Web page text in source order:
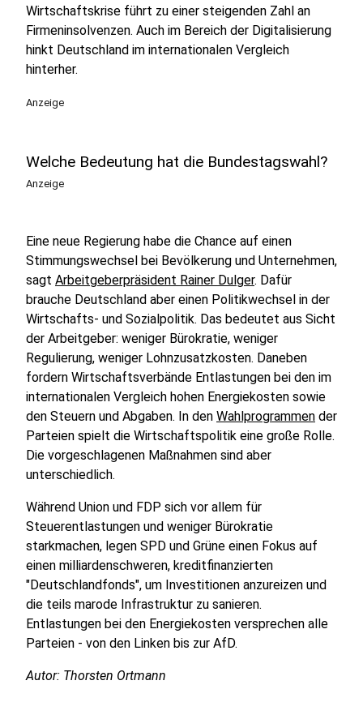
Wirtschaftskrise führt zu einer steigenden Zahl an
Firmeninsolvenzen. Auch im Bereich der Digitalisierung
hinkt Deutschland im internationalen Vergleich
hinterher.
Anzeige
Welche Bedeutung hat die Bundestagswahl?
Anzeige
Eine neue Regierung habe die Chance auf einen
Stimmungswechsel bei Bevölkerung und Unternehmen,
sagt Arbeitgeberpräsident Rainer Dulger. Dafür
brauche Deutschland aber einen Politikwechsel in der
Wirtschafts- und Sozialpolitik. Das bedeutet aus Sicht
der Arbeitgeber: weniger Bürokratie, weniger
Regulierung, weniger Lohnzusatzkosten. Daneben
fordern Wirtschaftsverbände Entlastungen bei den im
internationalen Vergleich hohen Energiekosten sowie
den Steuern und Abgaben. In den Wahlprogrammen der
Parteien spielt die Wirtschaftspolitik eine große Rolle.
Die vorgeschlagenen Maßnahmen sind aber
unterschiedlich.
Während Union und FDP sich vor allem für
Steuerentlastungen und weniger Bürokratie
starkmachen, legen SPD und Grüne einen Fokus auf
einen milliardenschweren, kreditfinanzierten
"Deutschlandfonds", um Investitionen anzureizen und
die teils marode Infrastruktur zu sanieren.
Entlastungen bei den Energiekosten versprechen alle
Parteien - von den Linken bis zur AfD.
Autor: Thorsten Ortmann